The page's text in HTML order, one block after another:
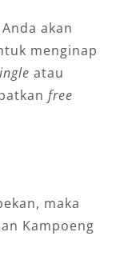
Anda akan
menginap
atau
free
maka
Kampoeng